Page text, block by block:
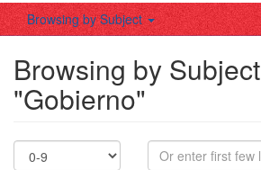
Browsing by Subject
Browsing by Subject
"Gobierno"